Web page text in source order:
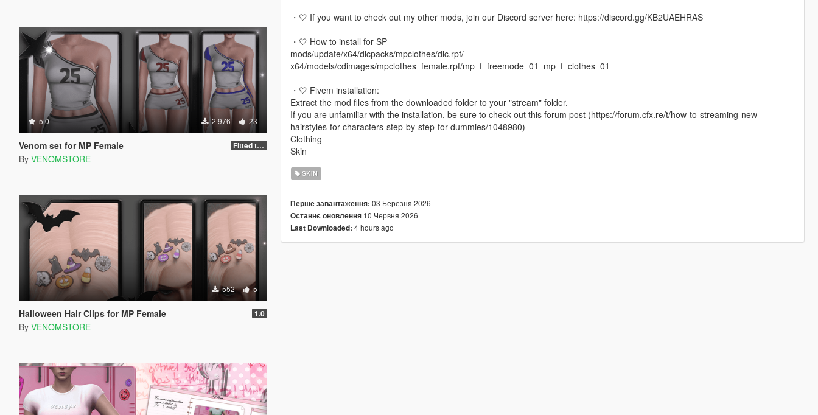
5.0 2 976 23
Venom set for MP Female Fitted to kim body
By VENOMSTORE
552 5
Halloween Hair Clips for MP Female 1.0
By VENOMSTORE
・🤍 If you want to check out my other mods, join our Discord server here: https://discord.gg/KB2UAEHRAS
・🤍 How to install for SP
mods/update/x64/dlcpacks/mpclothes/dlc.rpf/
x64/models/cdimages/mpclothes_female.rpf/mp_f_freemode_01_mp_f_clothes_01
・🤍 Fivem installation:
Extract the mod files from the downloaded folder to your "stream" folder.
If you are unfamiliar with the installation, be sure to check out this forum post (https://forum.cfx.re/t/how-to-streaming-new-
hairstyles-for-characters-step-by-step-for-dummies/1048980)
Clothing
Skin
SKIN
Перше завантаження: 03 Березня 2026
Останнє оновлення10 Червня 2026
Last Downloaded: 4 hours ago